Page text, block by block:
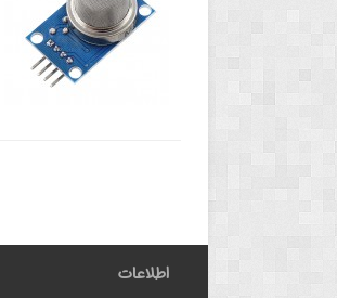
اطلاعات